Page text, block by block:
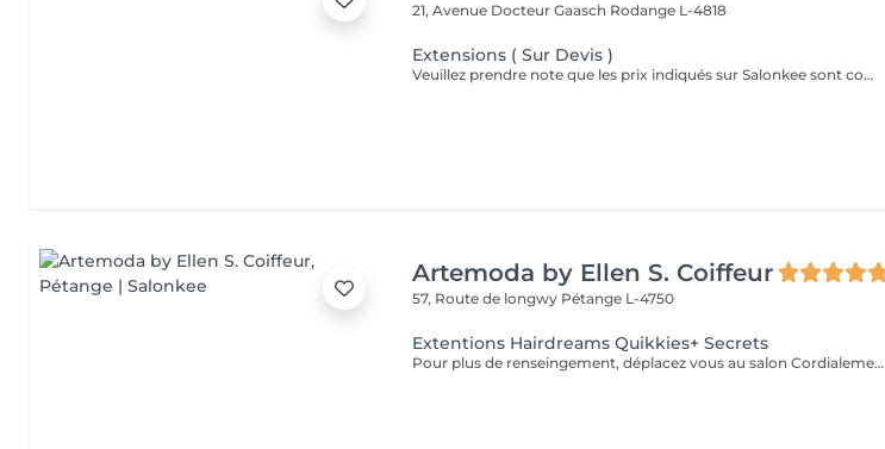
21, Avenue Docteur Gaasch Rodange L-4818
Extensions ( Sur Devis )
Veuillez prendre note que les prix indiqués sur Salonkee sont communiqués à titre informatif et s'entendent de base. Ces derniers sont susceptibles de varier selon le diagnostic réalisé à votre arrivée au salon et l'expertise du professionnel à qui vous confiez votre beauté. Dans tous les cas, un devis précis vous sera proposé et toutes réalisations de prestations seront effectuées avec votre accord. Un grand merci d'avance pour votre compréhension. Au plaisir de vous revoir très vite.
Artemoda by Ellen S. Coiffeur
57, Route de longwy Pétange L-4750
Extentions Hairdreams Quikkies+ Secrets
Pour plus de renseingement, déplacez vous au salon Cordialement